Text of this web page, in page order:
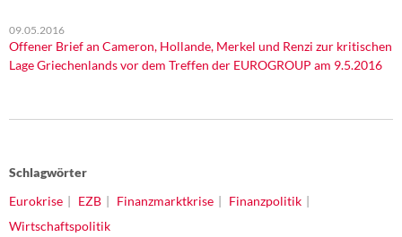
09.05.2016
Offener Brief an Cameron, Hollande, Merkel und Renzi zur kritischen
Lage Griechenlands vor dem Treffen der EUROGROUP am 9.5.2016
Schlagwörter
Eurokrise
EZB Finanzmarktkrise
Finanzpolitik
Wirtschaftspolitik